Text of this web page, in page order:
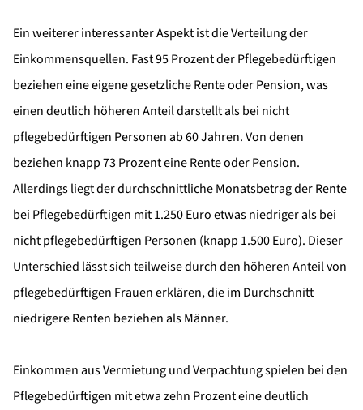
Ein weiterer interessanter Aspekt ist die Verteilung der
Einkommensquellen. Fast 95 Prozent der Pflegebedürftigen
beziehen eine eigene gesetzliche Rente oder Pension, was
einen deutlich höheren Anteil darstellt als bei nicht
pflegebedürftigen Personen ab 60 Jahren. Von denen
beziehen knapp 73 Prozent eine Rente oder Pension.
Allerdings liegt der durchschnittliche Monatsbetrag der Rente
bei Pflegebedürftigen mit 1.250 Euro etwas niedriger als bei
nicht pflegebedürftigen Personen (knapp 1.500 Euro). Dieser
Unterschied lässt sich teilweise durch den höheren Anteil von
pflegebedürftigen Frauen erklären, die im Durchschnitt
niedrigere Renten beziehen als Männer.
Einkommen aus Vermietung und Verpachtung spielen bei den
Pflegebedürftigen mit etwa zehn Prozent eine deutlich